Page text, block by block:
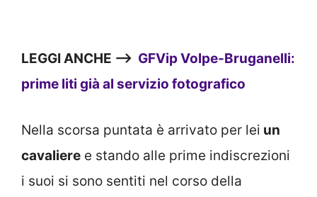
LEGGI ANCHE —-> GFVip Volpe-Bruganelli:
prime liti già al servizio fotografico
Nella scorsa puntata è arrivato per lei un
cavaliere e stando alle prime indiscrezioni
i suoi si sono sentiti nel corso della